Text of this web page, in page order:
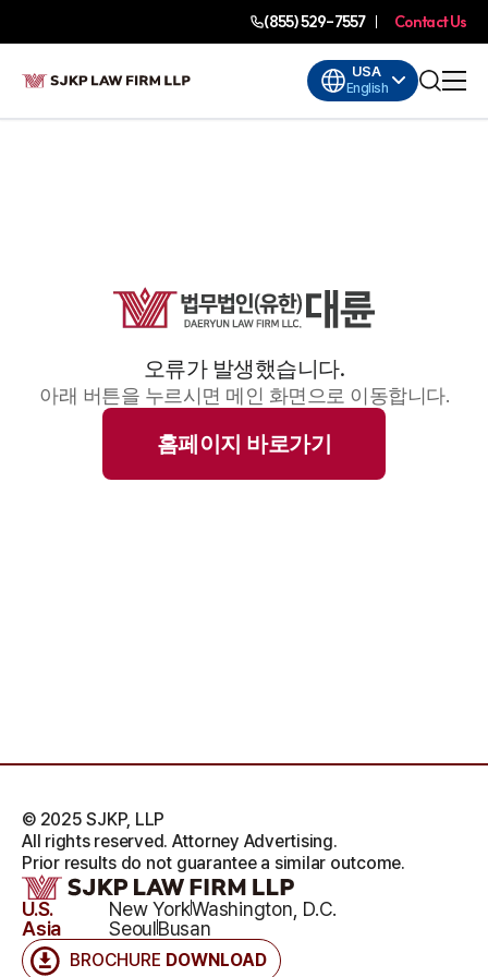
(855) 529-7557 Contact Us
USA
English
오류가 발생했습니다.
아래 버튼을 누르시면 메인 화면으로 이동합니다.
홈페이지 바로가기
BROCHURE DOWNLOAD
U.S. New YorkWashington, D.C.
Asia
SeoulBusan
© 2025 SJKP, LLP
All rights reserved. Attorney Advertising.
Prior results do not guarantee a similar outcome.